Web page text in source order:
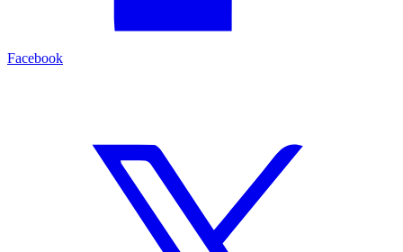
Facebook